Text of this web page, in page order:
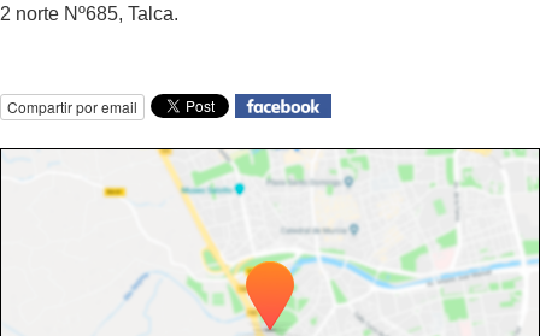
2 norte Nº685, Talca.
Compartir por email